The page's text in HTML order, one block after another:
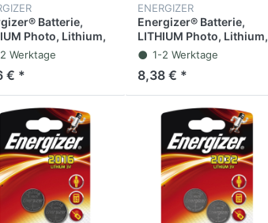
Batterie,
Photo, Lithium,
123, 3 V, 1.500
(2 Stück)
Werktage
€ *
ENERGIZER
Energizer® Batterie,
LITHIUM Photo, Lithium,
CR15H270, CR2, 3 V, 800
mAh (2 Stück)
1-2 Werktage
8,38 € *